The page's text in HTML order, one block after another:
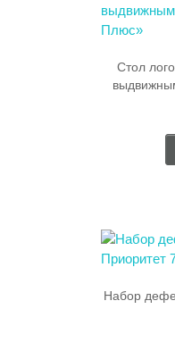
Стол
Набор